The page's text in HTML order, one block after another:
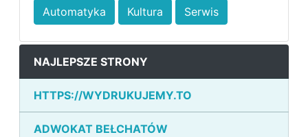
Automatyka Kultura Serwis
NAJLEPSZE STRONY
HTTPS://WYDRUKUJEMY.TO
ADWOKAT BEŁCHATÓW